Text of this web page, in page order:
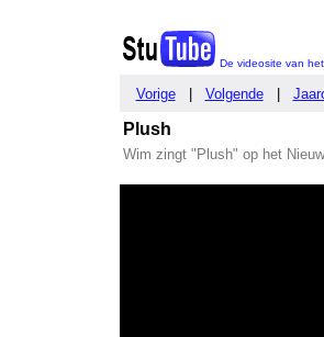
De videosite van
Vorige Volgende
Plush
Wim zingt "Plush" op het